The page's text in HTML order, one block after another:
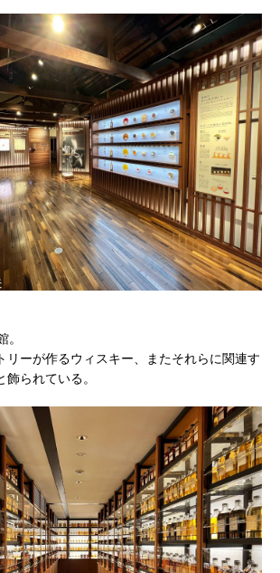
リーが作るウィスキー、またそれらに関連す
られている。